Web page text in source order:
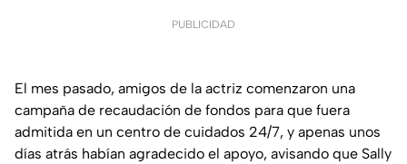
PUBLICIDAD
El mes pasado, amigos de la actriz comenzaron una
campaña de recaudación de fondos para que fuera
admitida en un centro de cuidados 24/7, y apenas unos
días atrás habían agradecido el apoyo, avisando que Sally